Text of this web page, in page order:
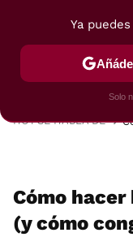
POSTRES
HOY SE HABLA DE
Cómo
(y cómo
Ya
Solo